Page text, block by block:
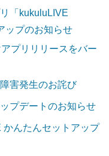
「kukuluLIVE
ップのお知らせ
プリリリースをバー
害発生のお詫び
プデートのお知らせ
かんたんセットアップ